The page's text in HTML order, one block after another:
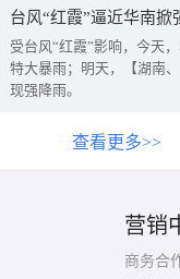
台风“红霞”逼近华南
受台风“红霞”影响，今天
特大暴雨；明天，【湖南
现强降雨。
查看更多>>
营销
商务合